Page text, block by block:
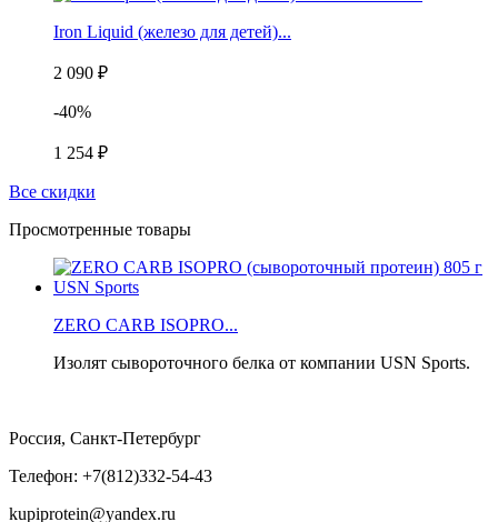
Iron Liquid (железо для детей)...
2 090 ₽
-40%
1 254 ₽
Все скидки
Просмотренные товары
ZERO CARB ISOPRO...
Изолят сывороточного белка от компании USN Sports.
Россия, Санкт-Петербург
Телефон: +7(812)332-54-43
kupiprotein@yandex.ru